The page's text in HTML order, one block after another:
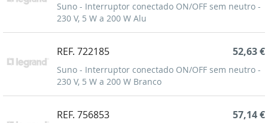
Suno - Interruptor conectado ON/OFF sem neutro -
230 V, 5 W a 200 W Alu
REF. 722185
Suno - Interruptor conectado ON/OFF sem neutro -
230 V, 5 W a 200 W Branco
52,63 €
REF. 756853 57,14 €